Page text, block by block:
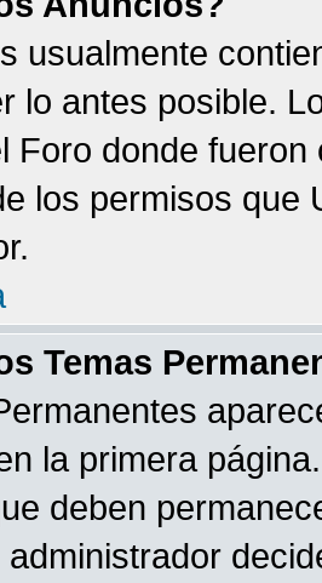
usualmente
lo antes posible.
Foro donde
los permisos que
Temas
la primera
deben